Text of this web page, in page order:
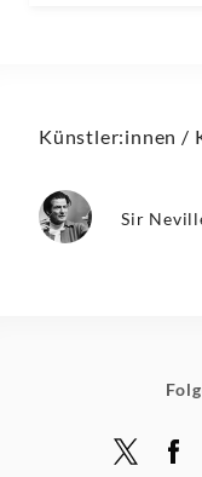
Künstler:innen /
Sir